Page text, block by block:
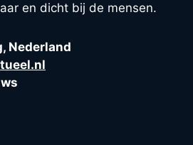
en dicht bij de mensen.
Nederland